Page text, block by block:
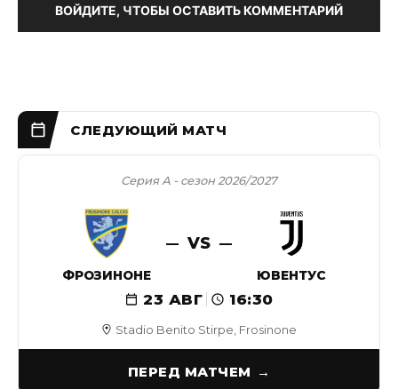
ВОЙДИТЕ, ЧТОБЫ ОСТАВИТЬ КОММЕНТАРИЙ
Stadio Benito Stirpe, Frosinone
Серия А - сезон 2026/2027
ФРОЗИНОНЕ
VS
ЮВЕНТУС
23 АВГ 16:30
ПЕРЕД МАТЧЕМ